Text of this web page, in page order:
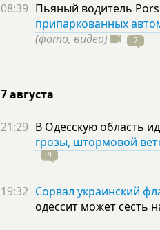
08:39 Пьяный водитель
припаркованных
(фото, видео)
7
7 августа
21:29 В Одесскую область
грозы, штормовой
9
19:32 Сорвал украинский
одессит может сесть